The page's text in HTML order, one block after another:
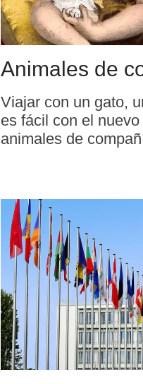
Animales de
Viajar con un gato,
es fácil con el
animales de
efectos de
microchip o un
realizado antes de
Además, tienen que
contra la rabia, y
deben constar en el
animal. La
a la implantación
realización del